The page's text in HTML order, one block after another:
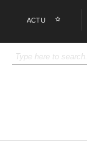
ACTU